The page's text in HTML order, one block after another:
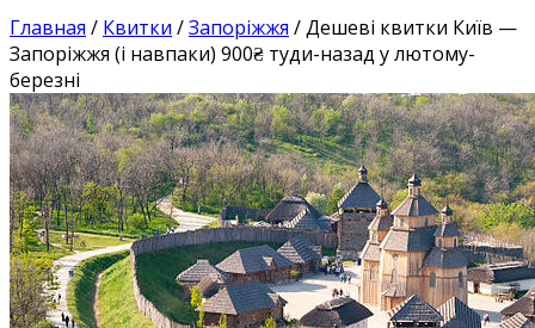
Главная / Квитки /Запоріжжя /Дешеві квитки Київ —
Запоріжжя (і навпаки) 900₴ туди-назад у лютому-
березні